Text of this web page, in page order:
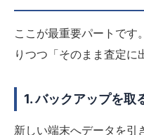
ここが最重要パートです
りつつ「そのまま査定に
1. バックアップを取
新しい端末へデータを引